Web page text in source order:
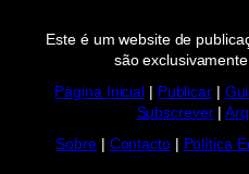
Este é um website de
são
Página Inicial | Publicar|
Subscrever|
Sobre| Contacto| Política